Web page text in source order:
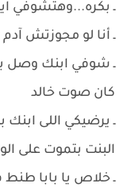
ـ بكره...وهتشوفي
ـ أنا لو مجوزتش
ـ شوفي ابنك وصل
كان صوت خالد
ـ يرضيكي اللى
البنت بتموت على
ـ خلاص يا بابا